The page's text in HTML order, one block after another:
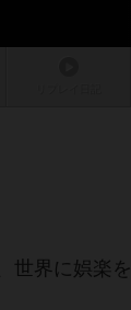
界に娯楽